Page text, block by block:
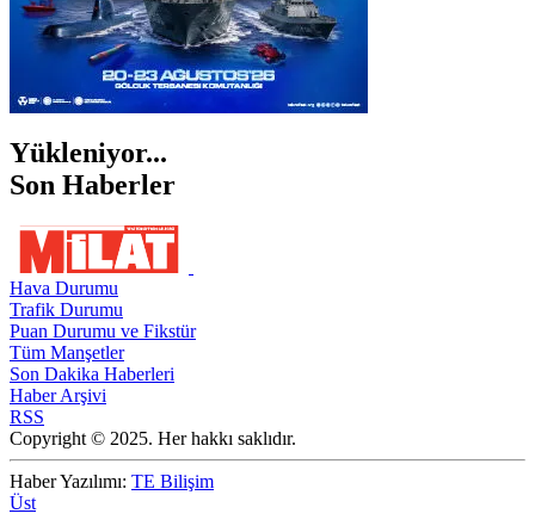
Yükleniyor...
Son Haberler
Hava Durumu
Trafik Durumu
Puan Durumu ve Fikstür
Tüm Manşetler
Son Dakika Haberleri
Haber Arşivi
RSS
Copyright © 2025. Her hakkı saklıdır.
Haber Yazılımı: TE Bilişim
Üst